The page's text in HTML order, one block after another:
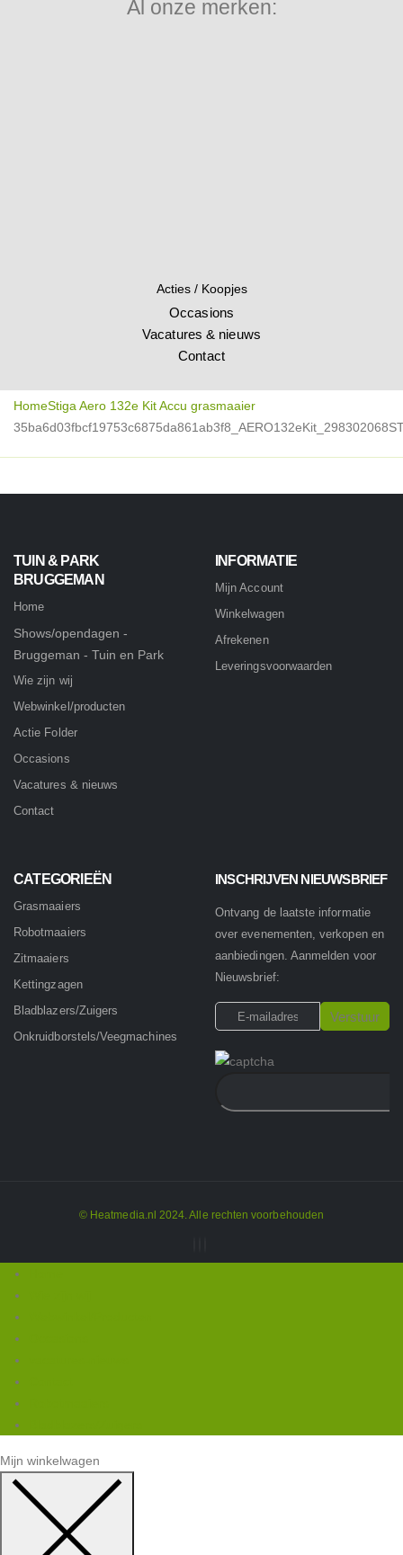
Al onze merken:
Acties / Koopjes
Occasions
Vacatures & nieuws
Contact
HomeStiga Aero 132e Kit Accu grasmaaier
TUIN & PARK
BRUGGEMAN
Home
Shows/opendagen -
Bruggeman - Tuin en Park
Wie zijn wij
Webwinkel/producten
Actie Folder
Occasions
Vacatures & nieuws
Contact
INFORMATIE
Mijn Account
Winkelwagen
Afrekenen
Leveringsvoorwaarden
CATEGORIEËN
Grasmaaiers
Robotmaaiers
Zitmaaiers
Kettingzagen
Bladblazers/Zuigers
Onkruidborstels/Veegmachines
INSCHRIJVEN NIEUWSBRIEF
Ontvang de laatste informatie
over evenementen, verkopen en
aanbiedingen. Aanmelden voor
Nieuwsbrief:
© Heatmedia.nl 2024. Alle rechten voorbehouden
Mijn winkelwagen